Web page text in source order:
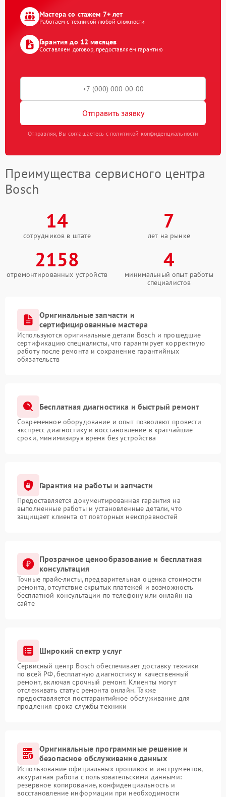
Мастера со стажем 7+ лет
Работаем с техникой любой сложности
Гарантия до 12 месяцев
Составляем договор, предоставляем гарантию
Отправить заявку
Отправляя, Вы соглашаетесь с политикой конфиденциальности
Преимущества сервисного центра
Bosch
14
сотрудников в штате
7
лет на рынке
2158
отремонтированных устройств
4
минимальный опыт работы
специалистов
Оригинальные запчасти и
сертифицированные мастера
Используются оригинальные детали Bosch и прошедшие
сертификацию специалисты, что гарантирует корректную
работу после ремонта и сохранение гарантийных
обязательств
Бесплатная диагностика и быстрый ремонт
Современное оборудование и опыт позволяют провести
экспресс-диагностику и восстановление в кратчайшие
сроки, минимизируя время без устройства
Гарантия на работы и запчасти
Предоставляется документированная гарантия на
выполненные работы и установленные детали, что
защищает клиента от повторных неисправностей
Прозрачное ценообразование и бесплатная
консультация
Точные прайс-листы, предварительная оценка стоимости
ремонта, отсутствие скрытых платежей и возможность
бесплатной консультации по телефону или онлайн на
сайте
Широкий спектр услуг
Сервисный центр Bosch обеспечивает доставку техники
по всей РФ, бесплатную диагностику и качественный
ремонт, включая срочный ремонт. Клиенты могут
отслеживать статус ремонта онлайн. Также
предоставляется постгарантийное обслуживание для
продления срока службы техники
Оригинальные программные решение и
безопасное обслуживание данных
Использование официальных прошивок и инструментов,
аккуратная работа с пользовательскими данными:
резервное копирование, конфиденциальность и
восстановление информации при необходимости